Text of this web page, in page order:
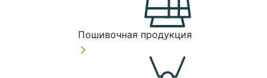
Пошивочная продукция